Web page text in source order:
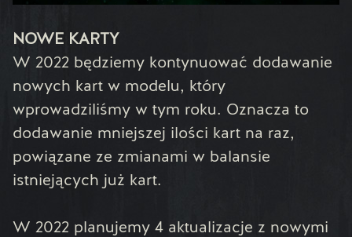
NOWE KARTY
W 2022 będziemy kontynuować dodawanie
nowych kart w modelu, który
wprowadziliśmy w tym roku. Oznacza to
dodawanie mniejszej ilości kart na raz,
powiązane ze zmianami w balansie
istniejących już kart.
W 2022 planujemy 4 aktualizacje z nowymi